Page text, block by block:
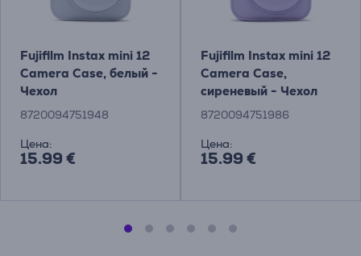
Fujifilm Instax mini 12
Camera Case, белый -
Чехол
8720094751948
Цена:
15.99 €
Fujifilm Instax mini 12
Camera Case,
сиреневый - Чехол
8720094751986
Цена:
15.99 €